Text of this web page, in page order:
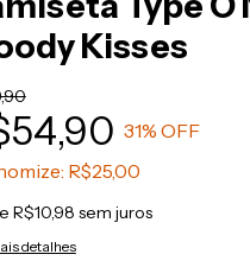
Kisses
31% OFF
R$25,00
R$10,98 sem juros
detalhes